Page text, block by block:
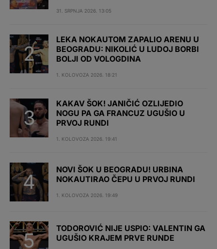
31. SRPNJA 2026. 13:05
LEKA NOKAUTOM ZAPALIO ARENU U
BEOGRADU: NIKOLIĆ U LUDOJ BORBI
BOLJI OD VOLOGDINA
1. KOLOVOZA 2026. 18:21
KAKAV ŠOK! JANIČIĆ OZLIJEDIO
NOGU PA GA FRANCUZ UGUŠIO U
PRVOJ RUNDI
1. KOLOVOZA 2026. 19:41
NOVI ŠOK U BEOGRADU! URBINA
NOKAUTIRAO ČEPU U PRVOJ RUNDI
1. KOLOVOZA 2026. 19:49
TODOROVIĆ NIJE USPIO: VALENTIN GA
UGUŠIO KRAJEM PRVE RUNDE